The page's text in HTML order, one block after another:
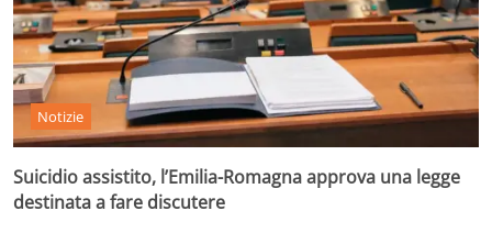
Notizie
Suicidio assistito, l’Emilia-Romagna approva una legge
destinata a fare discutere